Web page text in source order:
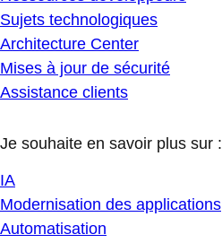
Sujets technologiques
Architecture Center
Mises à jour de sécurité
Assistance clients
Je souhaite en savoir plus sur :
IA
Modernisation des applications
Automatisation